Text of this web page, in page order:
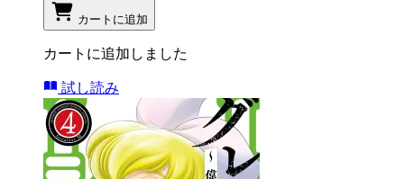
カートに追加
カートに追加しました
試し読み